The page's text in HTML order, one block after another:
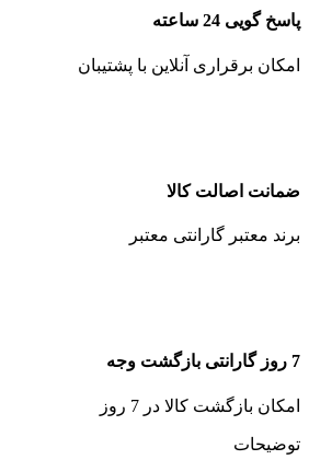
پاسخ گویی 24 ساعته
امکان برقراری آنلاین با پشتیبان
ضمانت اصالت کالا
برند معتبر گارانتی معتبر
7 روز گارانتی بازگشت وجه
امکان بازگشت کالا در 7 روز
توضیحات